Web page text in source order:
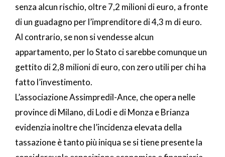
senza alcun rischio, oltre 7,2 milioni di euro, a fronte
di un guadagno per l’imprenditore di 4,3 m di euro.
Al contrario, se non si vendesse alcun
appartamento, per lo Stato ci sarebbe comunque un
gettito di 2,8 milioni di euro, con zero utili per chi ha
fatto l’investimento.
L’associazione Assimpredil-Ance, che opera nelle
province di Milano, di Lodi e di Monza e Brianza
evidenzia inoltre che l’incidenza elevata della
tassazione è tanto più iniqua se si tiene presente la